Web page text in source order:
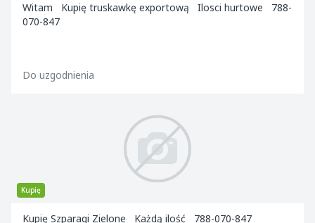
Witam Kupię truskawkę exportową Ilosci hurtowe 788-
070-847
Do uzgodnienia
Kupię
Kupię Szparagi Zielone Każdą ilość 788-070-847